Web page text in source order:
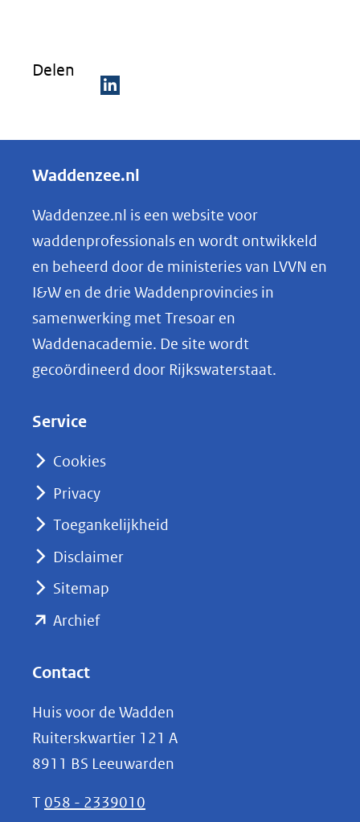
Delen
e
e
n
o
p
k
e
nieuw
naar
Waddenzee.nl
Waddenzee.nl is een website voor
waddenprofessionals en wordt ontwikkeld
en beheerd door de ministeries van LVVN en
I&W en de drie Waddenprovincies in
samenwerking met Tresoar en
Waddenacademie. De site wordt
gecoördineerd door Rijkswaterstaat.
Service
Cookies
Privacy
Toegankelijkheid
Disclaimer
Sitemap
Archief(opent
(verwijst
naar
een
andere
Contact
Huis voor de Wadden
Ruiterskwartier 121 A
8911 BS Leeuwarden
T 058 - 2339010